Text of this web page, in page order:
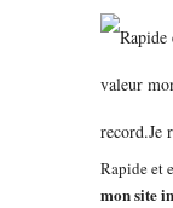
Rapide et
mon site